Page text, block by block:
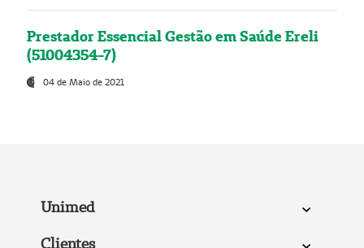
Prestador Essencial Gestão em Saúde Ereli
(51004354-7)
04 de Maio de 2021
Unimed
Clientes